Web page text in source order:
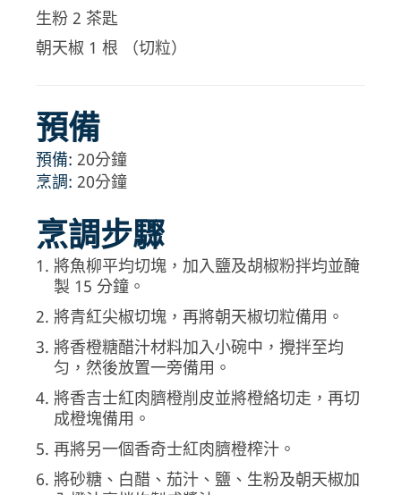
生粉 2 茶匙
朝天椒 1 根 （切粒）
預備
預備: 20分鐘
烹調: 20分鐘
烹調步驟
將魚柳平均切塊，加入鹽及胡椒粉拌均並醃
製 15 分鐘。
將青紅尖椒切塊，再將朝天椒切粒備用。
將香橙糖醋汁材料加入小碗中，攪拌至均
匀，然後放置一旁備用。
將香吉士紅肉臍橙削皮並將橙絡切走，再切
成橙塊備用。
再將另一個香奇士紅肉臍橙榨汁。
將砂糖、白醋、茄汁、鹽、生粉及朝天椒加